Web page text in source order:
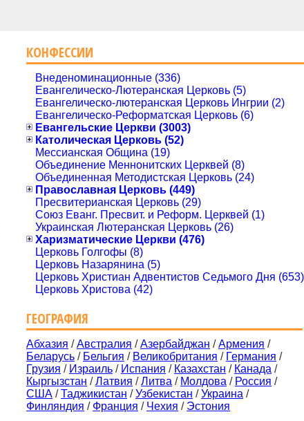
КОНФЕССИИ
Внеденоминационные (336)
Евангелическо-Лютеранская Церковь (5)
Евангелическо-лютеранская Церковь Ингрии (2)
Евангелическо-Реформатская Церковь (6)
Евангельские Церкви (3003)
Католическая Церковь (52)
Мессианская Община (19)
Объединение Меннонитских Церквей (8)
Объединенная Методистская Церковь (24)
Православная Церковь (449)
Пресвитерианская Церковь (29)
Союз Еванг. Пресвит. и Реформ. Церквей (1)
Украинская Лютеранская Церковь (26)
Харизматические Церкви (476)
Церковь Голгофы (8)
Церковь Назарянина (5)
Церковь Христиан Адвентистов Седьмого Дня (653)
Церковь Христова (42)
ГЕОГРАФИЯ
Абхазия /Австралия /Азербайджан /Армения /
Беларусь / Бельгия / Великобритания / Германия /
Грузия / Израиль / Испания / Казахстан / Канада /
Кыргызстан /Латвия /Литва / Молдова / Россия /
США /Таджикистан /Узбекистан /Украина /
Финляндия / Франция / Чехия / Эстония